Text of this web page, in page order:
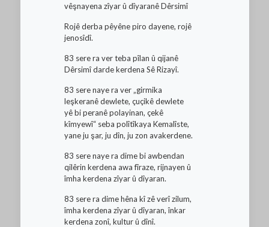
vêşnayena zîyar û dîyaranê Dêrsimî
Rojê derba pêyêne piro dayene, rojê
jenosîdî.
83 sere ra ver teba pîlan û qijanê
Dêrsimî darde kerdena Sê Rizayî.
83 sere naye ra ver „girmika
leşkeranê dewlete, çuçikê dewlete
yê bi peranê polayinan, çekê
kîmyewî“ seba polîtîkaya Kemalîste,
yane ju şar, ju dîn, ju zon avakerdene.
83 sere naye ra dime bi awbendan
qilêrin kerdena awa fîraze, rijnayen û
îmha kerdena zîyar û dîyaran.
83 sere ra dime hêna kî zê verî zilum,
îmha kerdena zîyar û dîyaran, înkar
kerdena zonî, kultur û dînî.